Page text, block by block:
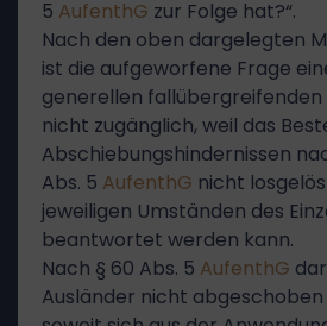
5 AufenthG zur Folge hat?“.
Nach den oben dargelegten
ist die aufgeworfene Frage
generellen fallübergreifenden
nicht zugänglich, weil das
Abschiebungshindernissen
Abs. 5 AufenthG nicht
jeweiligen Umständen des
beantwortet werden kann.
Nach § 60 Abs. 5 AufenthG
Ausländer nicht